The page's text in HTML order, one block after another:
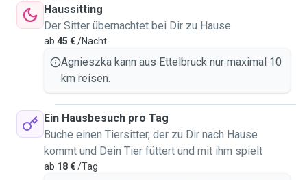
Haussitting
Der Sitter übernachtet bei Dir zu Hause
ab 45 €/Nacht
Agnieszka kann aus Ettelbruck nur maximal 10
km reisen.
Ein Hausbesuch pro Tag
Buche einen Tiersitter, der zu Dir nach Hause
kommt und Dein Tier füttert und mit ihm spielt
ab 18 €/Tag